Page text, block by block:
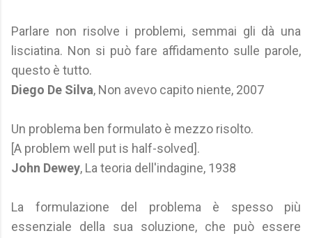
Parlare non risolve i problemi, semmai gli dà una
lisciatina. Non si può fare affidamento sulle parole,
questo è tutto.
Diego De Silva, Non avevo capito niente, 2007
Un problema ben formulato è mezzo risolto.
[A problem well put is half-solved].
John Dewey, La teoria dell'indagine, 1938
La formulazione del problema è spesso più
essenziale della sua soluzione, che può essere